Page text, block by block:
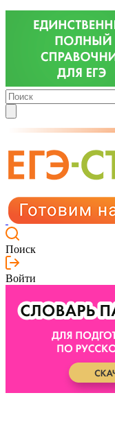
Поиск
Войти